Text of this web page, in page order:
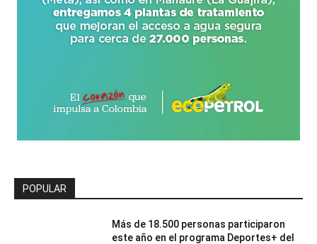
POPULAR
Más de 18.500 personas participaron
este año en el programa Deportes+ del